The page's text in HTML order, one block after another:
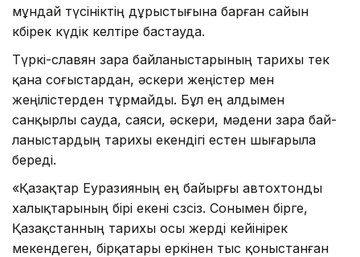
мұндай түсініктің дұрыстығына барған сайын
көбірек күдік келтіре бастауда.
Түркі-славян өзара байла­ныс­тарының тарихы тек
қана соғыстардан, әскери жеңістер мен
жеңілістерден тұрмайды. Бұл ең алдымен
санқырлы сауда, саяси, әскери, мәдени өзара бай­
ла­ныстардың тарихы екендігі естен шығарыла
береді.
«Қазақтар Еуразияның ең байырғы автохтонды
халықтарының бірі екені сөзсіз. Сонымен бірге,
Қазақстанның тарихы осы жерді кейінірек
мекендеген, бірқатары еркінен тыс қоныстанған